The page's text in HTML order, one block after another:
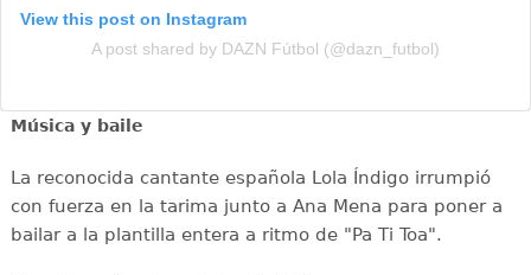
View this post on Instagram
A post shared by DAZN Fútbol (@dazn_futbol)
Música y baile
La reconocida cantante española Lola Índigo irrumpió
con fuerza en la tarima junto a Ana Mena para poner a
bailar a la plantilla entera a ritmo de "Pa Ti Toa".